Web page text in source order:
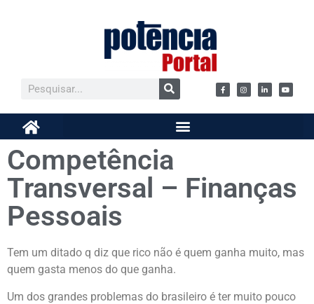
Competência
Transversal – Finanças
Pessoais
Tem um ditado q diz que rico não é quem ganha muito, mas
quem gasta menos do que ganha.
Um dos grandes problemas do brasileiro é ter muito pouco